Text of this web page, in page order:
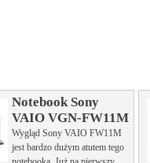
Notebook Sony
VAIO VGN-FW11M
Wygląd Sony VAIO FW11M
jest bardzo dużym atutem tego